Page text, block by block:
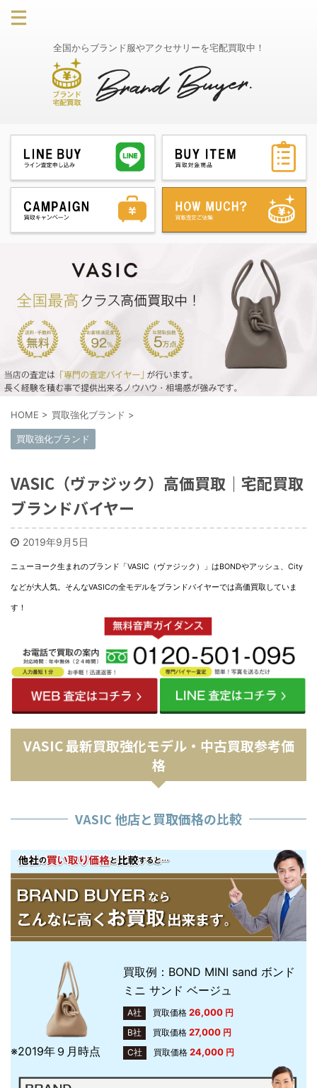
全国からブランド服やアクセサリーを宅配買取中！
HOME > 買取強化ブランド >
買取強化ブランド
VASIC（ヴァジック）高価買取｜宅配買取
ブランドバイヤー
2019年9月5日
ニューヨーク生まれのブランド「VASIC（ヴァジック）」はBONDやアッシュ、City
などが大人気。そんなVASICの全モデルをブランドバイヤーでは高価買取していま
す！
VASIC 最新買取強化モデル・中古買取参考価
格
VASIC 他店と買取価格の比較
買取例：BOND MINI sand ボンド
ミニ サンド ベージュ
A社 買取価格 26,000円
B社
買取価格 27,000 円
C社
買取価格 24,000円
※2019年９月時点